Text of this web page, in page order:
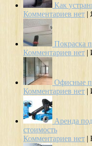
Как
Комментариев нет |
Покраска
Комментариев нет |
Офисные
Комментариев нет |
Аренда
стоимость
Комментариев нет |